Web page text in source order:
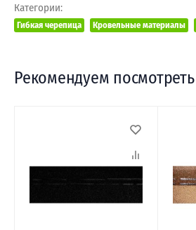
Категории:
Гибкая черепица Кровельные материалы
Рекомендуем посмотреть